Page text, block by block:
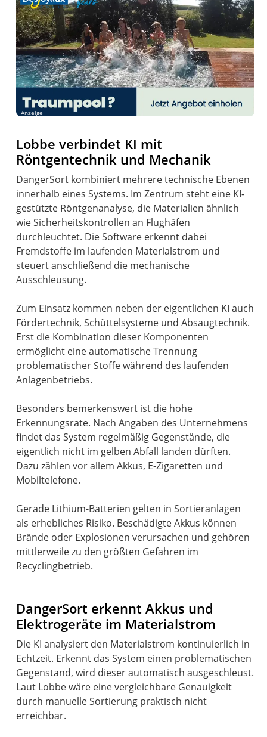
Anzeige
Lobbe verbindet KI mit
Röntgentechnik und Mechanik
DangerSort kombiniert mehrere technische Ebenen
innerhalb eines Systems. Im Zentrum steht eine KI-
gestützte Röntgenanalyse, die Materialien ähnlich
wie Sicherheitskontrollen an Flughäfen
durchleuchtet. Die Software erkennt dabei
Fremdstoffe im laufenden Materialstrom und
steuert anschließend die mechanische
Ausschleusung.
Zum Einsatz kommen neben der eigentlichen KI auch
Fördertechnik, Schüttelsysteme und Absaugtechnik.
Erst die Kombination dieser Komponenten
ermöglicht eine automatische Trennung
problematischer Stoffe während des laufenden
Anlagenbetriebs.
Besonders bemerkenswert ist die hohe
Erkennungsrate. Nach Angaben des Unternehmens
findet das System regelmäßig Gegenstände, die
eigentlich nicht im gelben Abfall landen dürften.
Dazu zählen vor allem Akkus, E-Zigaretten und
Mobiltelefone.
Gerade Lithium-Batterien gelten in Sortieranlagen
als erhebliches Risiko. Beschädigte Akkus können
Brände oder Explosionen verursachen und gehören
mittlerweile zu den größten Gefahren im
Recyclingbetrieb.
DangerSort erkennt Akkus und
Elektrogeräte im Materialstrom
Die KI analysiert den Materialstrom kontinuierlich in
Echtzeit. Erkennt das System einen problematischen
Gegenstand, wird dieser automatisch ausgeschleust.
Laut Lobbe wäre eine vergleichbare Genauigkeit
durch manuelle Sortierung praktisch nicht
erreichbar.